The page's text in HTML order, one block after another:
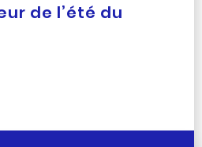
de l’été du